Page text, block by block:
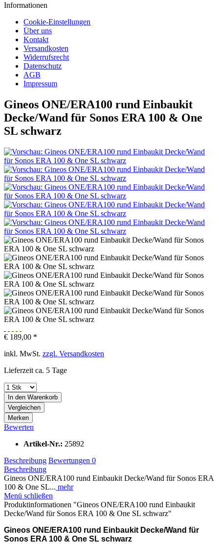
Informationen
Cookie-Einstellungen
Über uns
Kontakt
Versandkosten
Widerrufsrecht
Datenschutz
AGB
Impressum
Gineos ONE/ERA100 rund Einbaukit
Decke/Wand für Sonos ERA 100 & One
SL schwarz
€ 189,00 *
inkl. MwSt. zzgl. Versandkosten
Lieferzeit ca. 5 Tage
In den Warenkorb
Vergleichen
Merken
Bewerten
Artikel-Nr.: 25892
Beschreibung Bewertungen 0
Beschreibung
Gineos ONE/ERA100 rund Einbaukit Decke/Wand für Sonos ERA
100 & One SL... mehr
Menü schließen
Produktinformationen "Gineos ONE/ERA100 rund Einbaukit
Decke/Wand für Sonos ERA 100 & One SL schwarz"
Gineos ONE/ERA100 rund Einbaukit Decke/Wand für
Sonos ERA 100 & One SL schwarz